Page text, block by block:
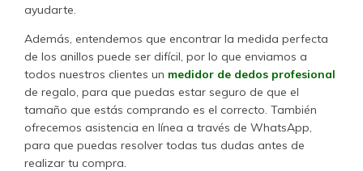
ayudarte.
Además, entendemos que encontrar la medida perfecta
de los anillos puede ser difícil, por lo que enviamos a
todos nuestros clientes un medidor de dedos profesional
de regalo, para que puedas estar seguro de que el
tamaño que estás comprando es el correcto. También
ofrecemos asistencia en línea a través de WhatsApp,
para que puedas resolver todas tus dudas antes de
realizar tu compra.